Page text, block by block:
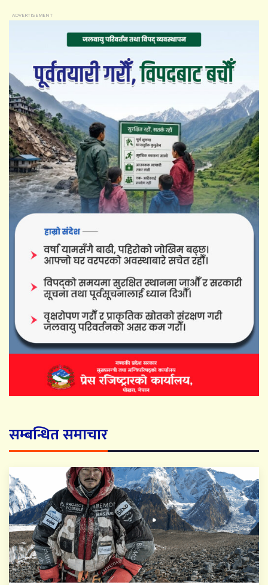
सम्बन्धित समाचार